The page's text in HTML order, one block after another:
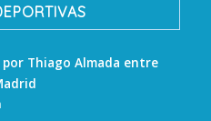
Thiago Almada entre